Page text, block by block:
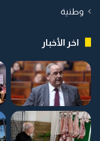
وطنية
اخر الأخبار